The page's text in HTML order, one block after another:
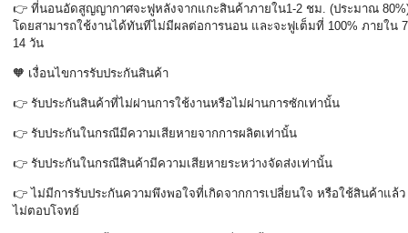
👉 ที่นอนอัดสูญญากาศจะฟูหลังจากแกะสินค้าภายใน1-2 ชม. (ประมาณ
โดยสามารถใช้งานได้ทันทีไม่มีผลต่อการนอน และจะฟูเต็มที่ 100% ภายใน
14 วัน
🧡 เงื่อนไขการรับประกันสินค้า
👉 รับประกันสินค้าที่ไม่ผ่านการใช้งานหรือไม่ผ่านการซักเท่านั้น
👉 รับประกันในกรณีมีความเสียหายจากการผลิตเท่านั้น
👉 รับประกันในกรณีสินค้ามีความเสียหายระหว่างจัดส่งเท่านั้น
👉 ไม่มีการรับประกันความพึงพอใจที่เกิดจากการเปลี่ยนใจ หรือใช้สินค้าแล้ว
ไม่ตอบโจทย์